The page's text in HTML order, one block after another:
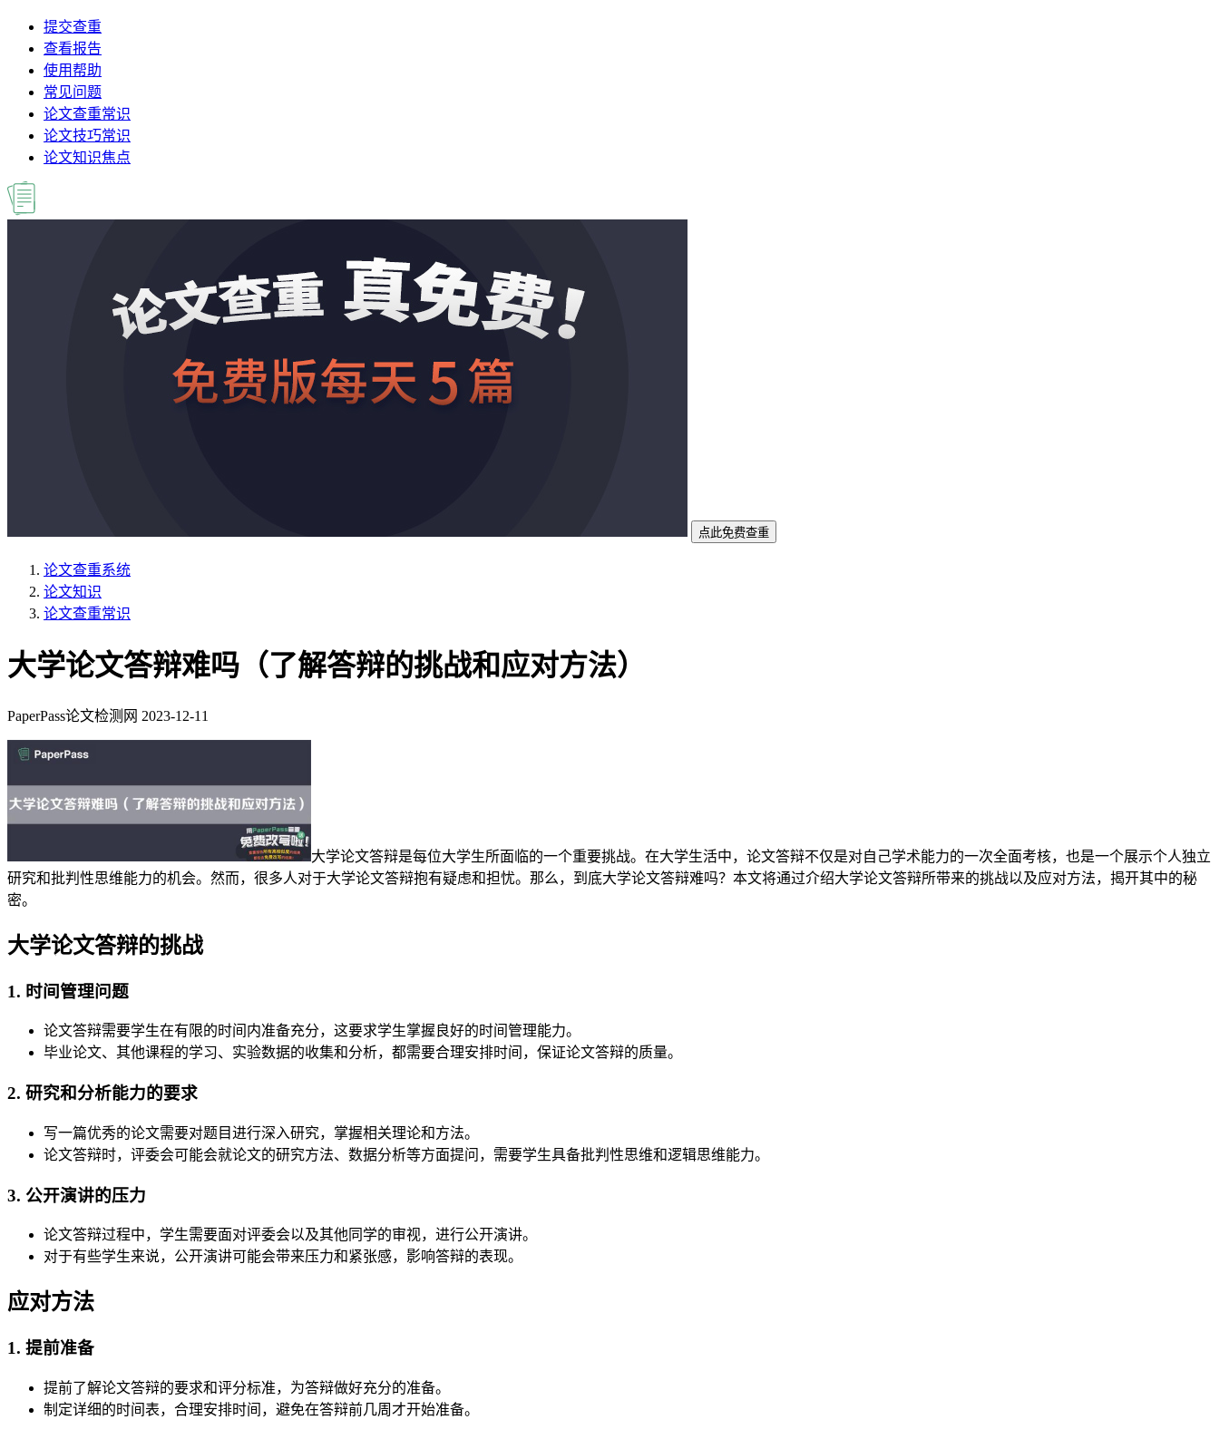
提交查重
查看报告
使用帮助
常见问题
论文查重常识
论文技巧常识
论文知识焦点
点此免费查重
论文查重系统
论文知识
论文查重常识
大学论文答辩难吗（了解答辩的挑战和应对方法）
PaperPass论文检测网 2023-12-11
大学论文答辩是每位大学生所面临的一个重要挑战。在大学生活中，论文答辩不仅是对自己学术能力的一次全面考核，也是一个展示个人独立
研究和批判性思维能力的机会。然而，很多人对于大学论文答辩抱有疑虑和担忧。那么，到底大学论文答辩难吗？本文将通过介绍大学论文答辩所带来的挑战以及应对方法，揭开其中的秘
密。
大学论文答辩的挑战
1. 时间管理问题
论文答辩需要学生在有限的时间内准备充分，这要求学生掌握良好的时间管理能力。
毕业论文、其他课程的学习、实验数据的收集和分析，都需要合理安排时间，保证论文答辩的质量。
2. 研究和分析能力的要求
写一篇优秀的论文需要对题目进行深入研究，掌握相关理论和方法。
论文答辩时，评委会可能会就论文的研究方法、数据分析等方面提问，需要学生具备批判性思维和逻辑思维能力。
3. 公开演讲的压力
论文答辩过程中，学生需要面对评委会以及其他同学的审视，进行公开演讲。
对于有些学生来说，公开演讲可能会带来压力和紧张感，影响答辩的表现。
应对方法
1. 提前准备
提前了解论文答辩的要求和评分标准，为答辩做好充分的准备。
制定详细的时间表，合理安排时间，避免在答辩前几周才开始准备。